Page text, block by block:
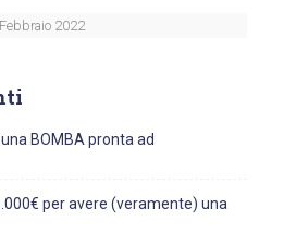
2022
BOMBA pronta ad
per avere (veramente) una